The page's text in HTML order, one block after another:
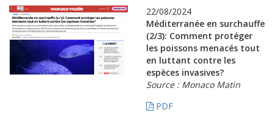
22/08/2024
Méditerranée en surchauffe
(2/3): Comment protéger
les poissons menacés tout
en luttant contre les
espèces invasives?
Source : Monaco Matin
PDF